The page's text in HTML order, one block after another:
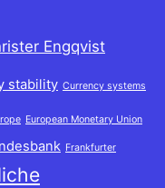
Engqvist
stability Currency systems
European Monetary Union
Frankfurter